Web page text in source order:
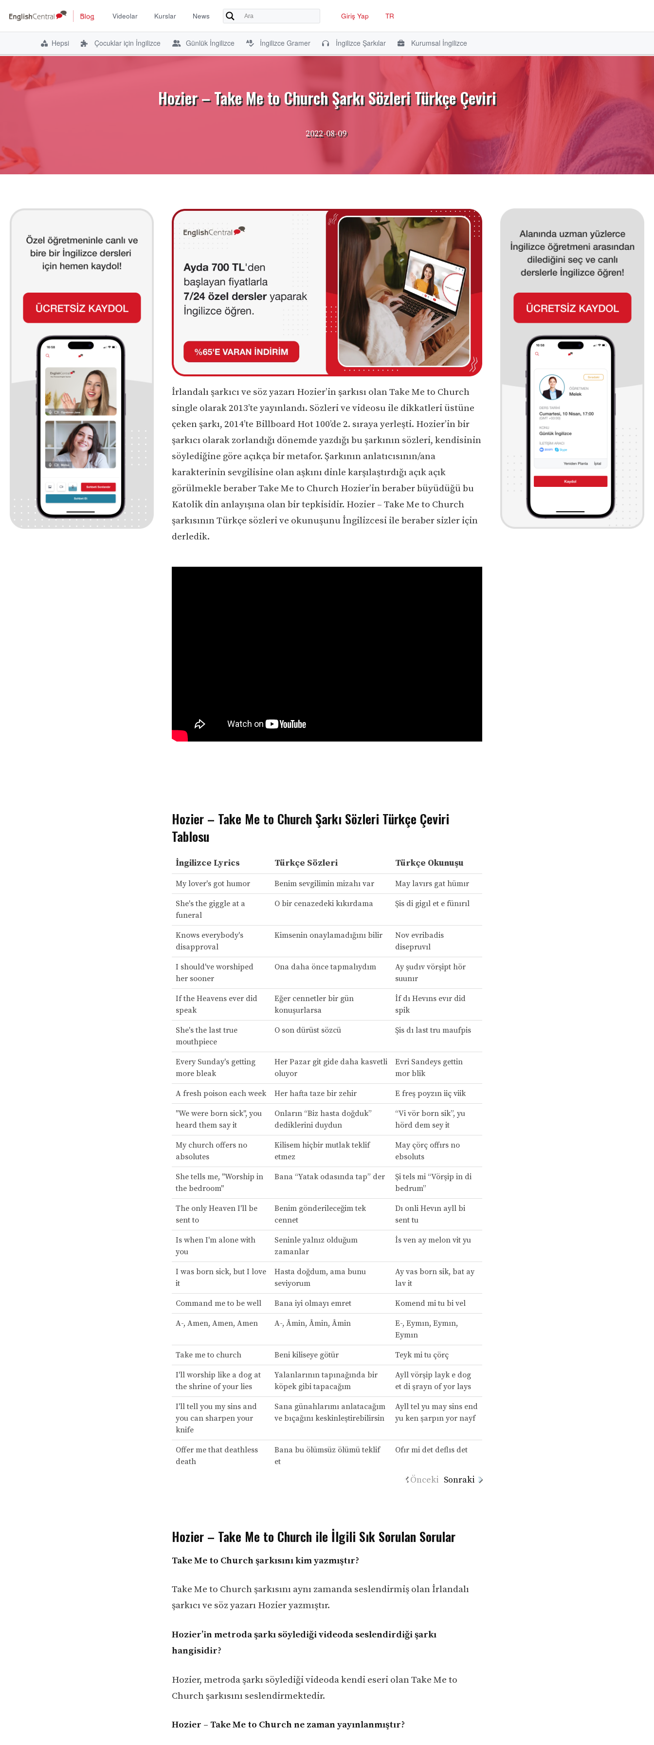
Videolar Kurslar News Giriş Yap TR
Hepsi Çocuklar için İngilizce Günlük İngilizce İngilizce Gramer İngilizce Şarkılar Kurumsal İngilizce
Hozier – Take Me to Church Şarkı Sözleri Türkçe Çeviri
2022-08-09
İrlandalı şarkıcı ve söz yazarı Hozier’in şarkısı olan Take Me to Church
single olarak 2013’te yayınlandı. Sözleri ve videosu ile dikkatleri üstüne
çeken şarkı, 2014’te Billboard Hot 100’de 2. sıraya yerleşti. Hozier’in bir
şarkıcı olarak zorlandığı dönemde yazdığı bu şarkının sözleri, kendisinin
söylediğine göre açıkça bir metafor. Şarkının anlatıcısının/ana
karakterinin sevgilisine olan aşkını dinle karşılaştırdığı açık açık
görülmekle beraber Take Me to Church Hozier’in beraber büyüdüğü bu
Katolik din anlayışına olan bir tepkisidir. Hozier – Take Me to Church
şarkısının Türkçe sözleri ve okunuşunu İngilizcesi ile beraber sizler için
derledik.
Hozier – Take Me to Church Şarkı Sözleri Türkçe Çeviri
Tablosu
İngilizce Lyrics Türkçe Sözleri Türkçe Okunuşu
My lover's got humor Benim sevgilimin mizahı var May lavırs gat hümır
She's the giggle at a
funeral
O bir cenazedeki kıkırdama Şis di gigıl et e fünırıl
Knows everybody's
disapproval
Kimsenin onaylamadığını bilir
Nov evribadis
disepruvıl
I should've worshiped
her sooner
Ona daha önce tapmalıydım
Ay şudıv vörşipt hör
suunır
If the Heavens ever did
speak
Eğer cennetler bir gün
konuşurlarsa
İf dı Hevıns evır did
spik
She's the last true
mouthpiece
O son dürüst sözcü Şis dı last tru maufpis
Every Sunday's getting
more bleak
Her Pazar git gide daha kasvetli
oluyor
Evri Sandeys gettin
mor blik
A fresh poison each week Her hafta taze bir zehir E freş poyzın iiç viik
"We were born sick", you
heard them say it
Onların “Biz hasta doğduk”
dediklerini duydun
“Vi vör born sik”, yu
hörd dem sey it
My church offers no
absolutes
Kilisem hiçbir mutlak teklif
etmez
May çörç offırs no
ebsoluts
She tells me, "Worship in
the bedroom"
Bana “Yatak odasında tap” der
Şi tels mi “Vörşip in di
bedrum”
The only Heaven I'll be
sent to
Benim gönderileceğim tek
cennet
Dı onli Hevın ayll bi
sent tu
Is when I'm alone with
you
Seninle yalnız olduğum
zamanlar
İs ven ay melon vit yu
I was born sick, but I love
it
Hasta doğdum, ama bunu
seviyorum
Ay vas born sik, bat ay
lav it
Command me to be well Bana iyi olmayı emret Komend mi tu bi vel
A-, Amen, Amen, Amen A-, Âmin, Âmin, Âmin
E-, Eymın, Eymın,
Eymın
Take me to church Beni kiliseye götür Teyk mi tu çörç
I'll worship like a dog at
the shrine of your lies
Yalanlarının tapınağında bir
köpek gibi tapacağım
Ayll vörşip layk e dog
et di şrayn of yor lays
I'll tell you my sins and
you can sharpen your
knife
Sana günahlarımı anlatacağım
ve bıçağını keskinleştirebilirsin
Ayll tel yu may sins end
yu ken şarpın yor nayf
Offer me that deathless
death
Bana bu ölümsüz ölümü teklif
et
Ofır mi det deflıs det
Önceki Sonraki
Hozier – Take Me to Church ile İlgili Sık Sorulan Sorular
Take Me to Church şarkısını kim yazmıştır?
Take Me to Church şarkısını aynı zamanda seslendirmiş olan İrlandalı
şarkıcı ve söz yazarı Hozier yazmıştır.
Hozier’in metroda şarkı söylediği videoda seslendirdiği şarkı
hangisidir?
Hozier, metroda şarkı söylediği videoda kendi eseri olan Take Me to
Church şarkısını seslendirmektedir.
Hozier – Take Me to Church ne zaman yayınlanmıştır?